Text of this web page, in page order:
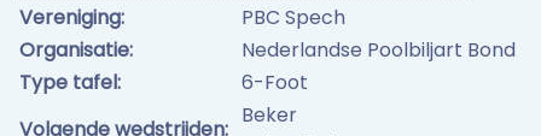
Vereniging:
PBC Spech
Organisatie:
Nederlandse Poolbiljart Bond
Type tafel:
6-Foot
Volgende wedstrijden:
Beker